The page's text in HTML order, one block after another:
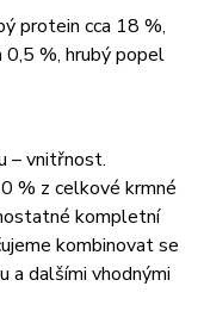
protein cca 18 %,
0,5 %, hrubý popel
– vnitřnost.
% z celkové krmné
kompletní
kombinovat se
a dalšími vhodnými